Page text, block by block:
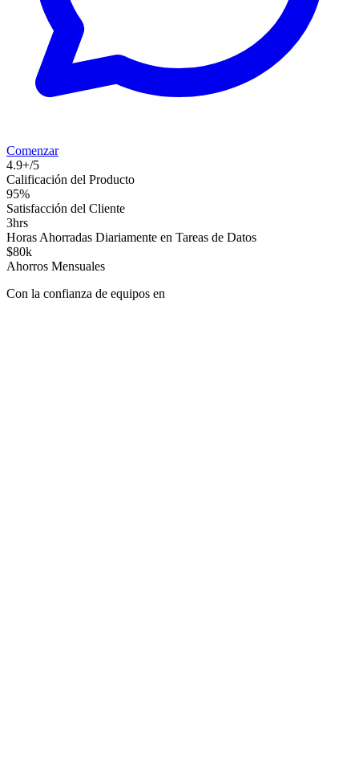
Comenzar
4.9+/5
Calificación del Producto
95%
Satisfacción del Cliente
3hrs
Horas Ahorradas Diariamente en Tareas de Datos
$80k
Ahorros Mensuales
Con la confianza de equipos en